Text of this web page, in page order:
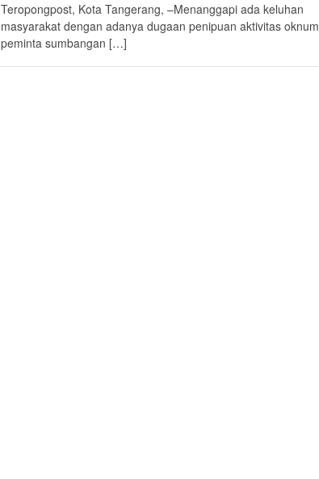
Teropongpost, Kota Tangerang, –Menanggapi ada keluhan
masyarakat dengan adanya dugaan penipuan aktivitas oknum
peminta sumbangan […]